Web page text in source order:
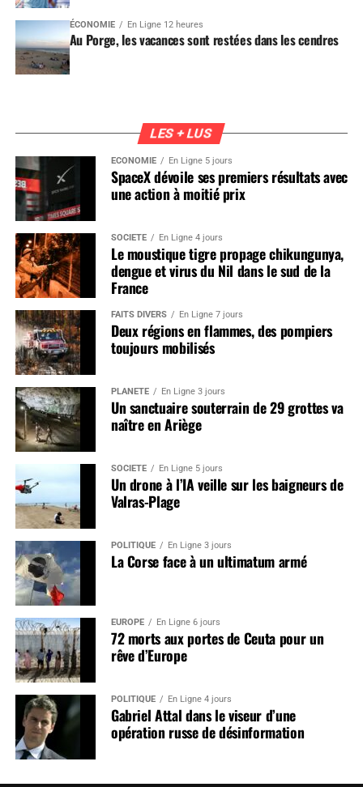
ÉCONOMIE En Ligne 12 heures
Au Porge, les vacances sont restées dans les cendres
LES + LUS
ÉCONOMIE En Ligne 5 jours
SpaceX dévoile ses premiers résultats avec
une action à moitié prix
SOCIÉTÉ En Ligne 4 jours
Le moustique tigre propage chikungunya,
dengue et virus du Nil dans le sud de la
France
FAITS DIVERS En Ligne 7 jours
Deux régions en flammes, des pompiers
toujours mobilisés
PLANÈTE En Ligne 3 jours
Un sanctuaire souterrain de 29 grottes va
naître en Ariège
SOCIÉTÉ En Ligne 5 jours
Un drone à l’IA veille sur les baigneurs de
Valras-Plage
POLITIQUE En Ligne 3 jours
La Corse face à un ultimatum armé
EUROPE En Ligne 6 jours
72 morts aux portes de Ceuta pour un
rêve d’Europe
POLITIQUE En Ligne 4 jours
Gabriel Attal dans le viseur d’une
opération russe de désinformation